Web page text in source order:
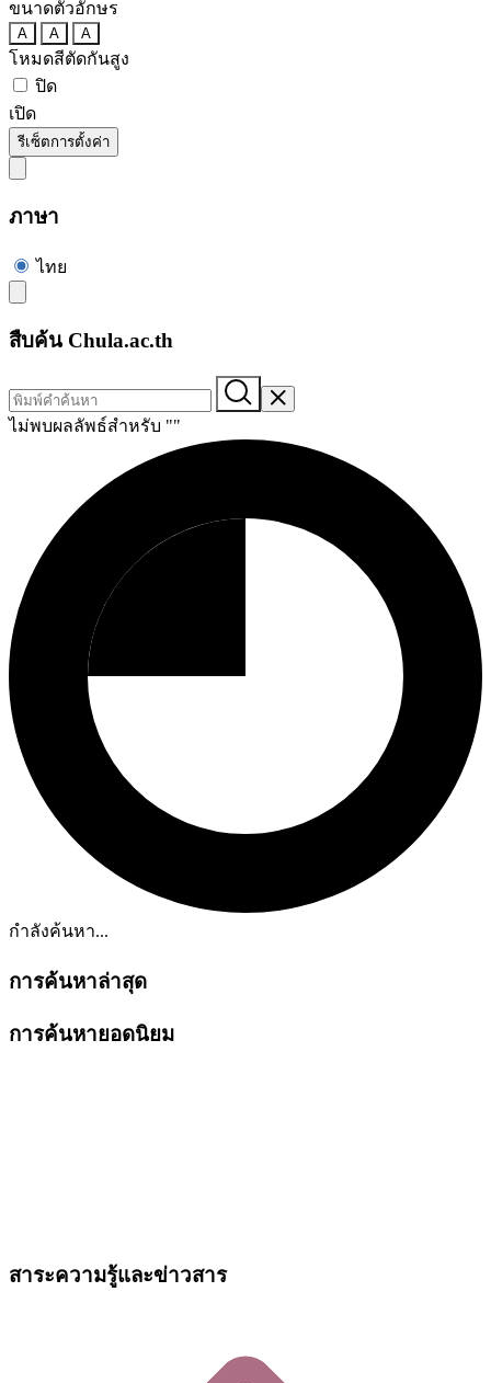
ขนาดตัวอักษร
A A A
โหมดสีตัดกันสูง
ปิด
เปิด
รีเซ็ตการตั้งค่า
ภาษา
ไทย
สืบค้น Chula.ac.th
ไม่พบผลลัพธ์สำหรับ ""
กำลังค้นหา...
การค้นหาล่าสุด
การค้นหายอดนิยม
สาระความรู้และข่าวสาร